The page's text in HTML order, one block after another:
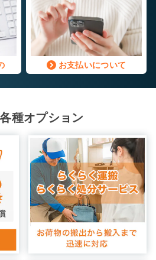
お支払いについて
種オプション